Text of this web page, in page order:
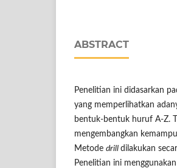
ABSTRACT
Penelitian ini didasarkan
yang memperlihatkan
bentuk-bentuk huruf A-Z.
mengembangkan
Metode drill dilakukan
Penelitian ini